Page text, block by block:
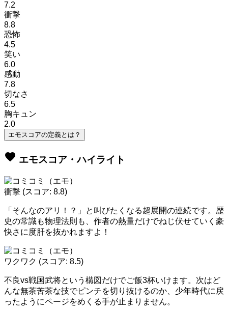
7.2
衝撃
8.8
恐怖
4.5
笑い
6.0
感動
7.8
切なさ
6.5
胸キュン
2.0
エモスコアの定義とは？
favorite エモスコア・ハイライト
衝撃 (スコア: 8.8)
「そんなのアリ！？」と叫びたくなる超展開の連続です。歴
史の常識も物理法則も、作者の熱量だけでねじ伏せていく豪
快さに度肝を抜かれますよ！
ワクワク (スコア: 8.5)
不良vs戦国武将という構図だけでご飯3杯いけます。次はど
んな無茶苦茶な技でピンチを切り抜けるのか、少年時代に戻
ったようにページをめくる手が止まりません。